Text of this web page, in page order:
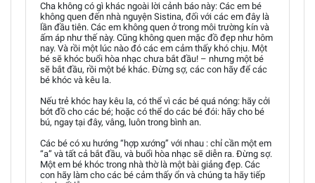
Cha không có gì khác ngoài lời cảnh báo này: Các em bé
không quen đến nhà nguyện Sistina, đối với các em đây là
lần đầu tiên. Các em không quen ở trong môi trường kín và
ấm áp như thế này. Cũng không quen mặc đồ đẹp như hôm
nay. Và rồi một lúc nào đó các em cảm thấy khó chịu. Một
bé sẽ khóc buổi hòa nhạc chưa bắt đầu! – nhưng một bé
sẽ bắt đầu, rồi một bé khác. Đừng sợ, các con hãy để các
bé khóc và kêu la.
Nếu trẻ khóc hay kêu la, có thể vì các bé quá nóng: hãy cởi
bớt đồ cho các bé; hoặc có thể do các bé đói: hãy cho bé
bú, ngay tại đây, vâng, luôn trong bình an.
Các bé có xu hướng “hợp xướng” với nhau : chỉ cần một em
“a” và tất cả bắt đầu, và buổi hòa nhạc sẽ diễn ra. Đừng sợ.
Một em bé khóc trong nhà thờ là một bài giảng đẹp. Các
con hãy làm cho các bé cảm thấy ổn và chúng ta hãy tiếp